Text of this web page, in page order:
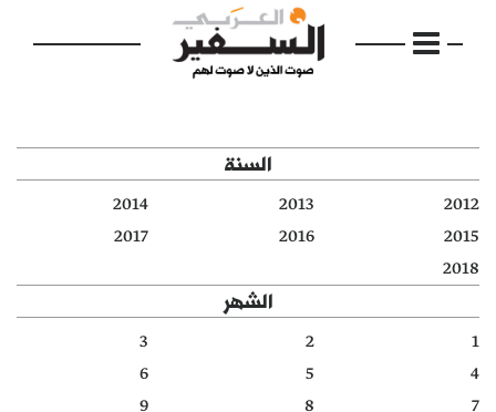
الرئيسية
مواضيع
السنة
2012
2013
2014
2015
2016
2017
2018
الشهر
1
2
3
4
5
6
7
8
9